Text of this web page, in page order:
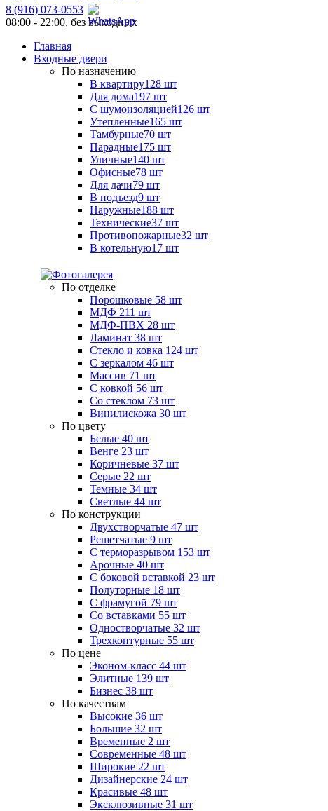
8 (916) 073-0553
08:00 - 22:00, без выходных
Главная
Входные двери
По назначению
В квартиру128 шт
Для дома197 шт
С шумоизоляцией126 шт
Утепленные165 шт
Тамбурные70 шт
Парадные175 шт
Уличные140 шт
Офисные78 шт
Для дачи79 шт
В подъезд9 шт
Наружные188 шт
Технические37 шт
Противопожарные32 шт
В котельную17 шт
По отделке
Порошковые 58 шт
МДФ 211 шт
МДФ-ПВХ 28 шт
Ламинат 38 шт
Стекло и ковка 124 шт
С зеркалом 46 шт
Массив 71 шт
С ковкой 56 шт
Со стеклом 73 шт
Винилискожа 30 шт
По цвету
Белые 40 шт
Венге 23 шт
Коричневые 37 шт
Серые 22 шт
Темные 34 шт
Светлые 44 шт
По конструкции
Двухстворчатые 47 шт
Решетчатые 9 шт
С терморазрывом 153 шт
Арочные 40 шт
С боковой вставкой 23 шт
Полуторные 18 шт
С фрамугой 79 шт
Cо вставками 55 шт
Одностворчатые 32 шт
Трехконтурные 55 шт
По цене
Эконом-класс 44 шт
Элитные 139 шт
Бизнес 38 шт
По качествам
Высокие 36 шт
Большие 32 шт
Временные 2 шт
Современные 48 шт
Широкие 22 шт
Дизайнерские 24 шт
Красивые 48 шт
Эксклюзивные 31 шт